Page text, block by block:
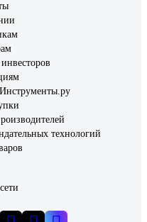
технологий